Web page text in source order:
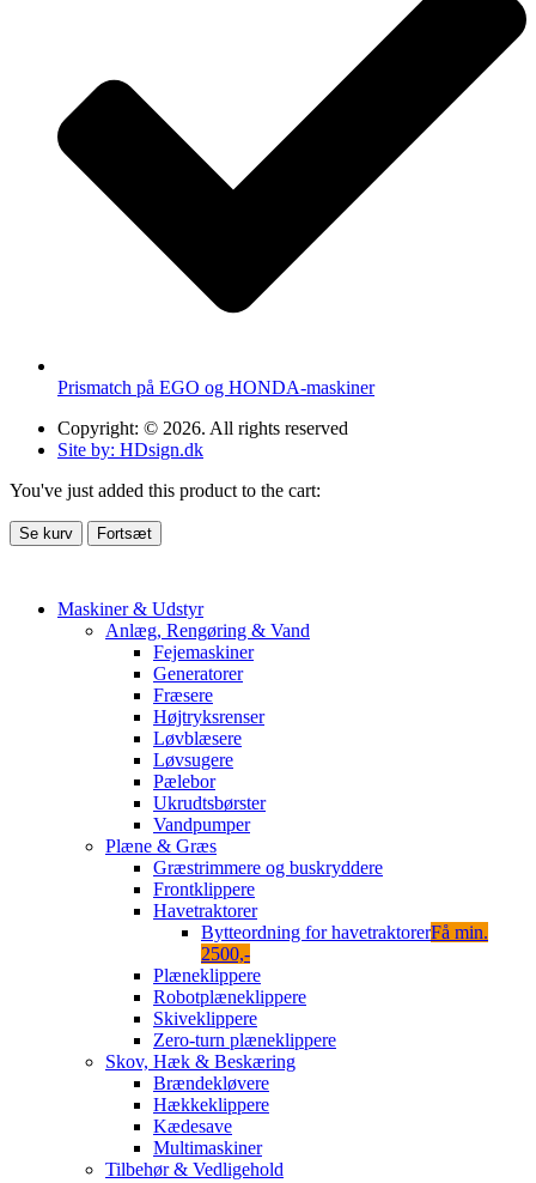
Prismatch på EGO og HONDA-maskiner
Copyright: © 2026. All rights reserved
Site by: HDsign.dk
You've just added this product to the cart:
Se kurv Fortsæt
Maskiner & Udstyr
Anlæg, Rengøring & Vand
Fejemaskiner
Generatorer
Fræsere
Højtryksrenser
Løvblæsere
Løvsugere
Pælebor
Ukrudtsbørster
Vandpumper
Plæne & Græs
Græstrimmere og buskryddere
Frontklippere
Havetraktorer
Bytteordning for havetraktorerFå min.
2500,-
Plæneklippere
Robotplæneklippere
Skiveklippere
Zero-turn plæneklippere
Skov, Hæk & Beskæring
Brændekløvere
Hækkeklippere
Kædesave
Multimaskiner
Tilbehør & Vedligehold